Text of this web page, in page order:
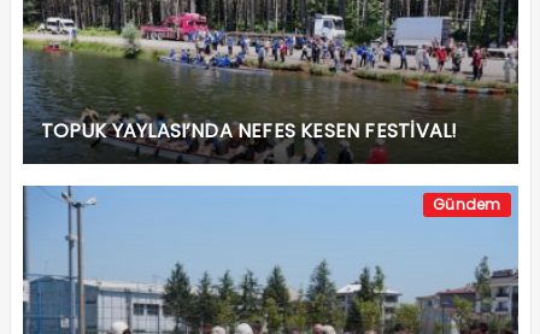
TOPUK YAYLASI’NDA NEFES KESEN FESTİVAL!
Gündem